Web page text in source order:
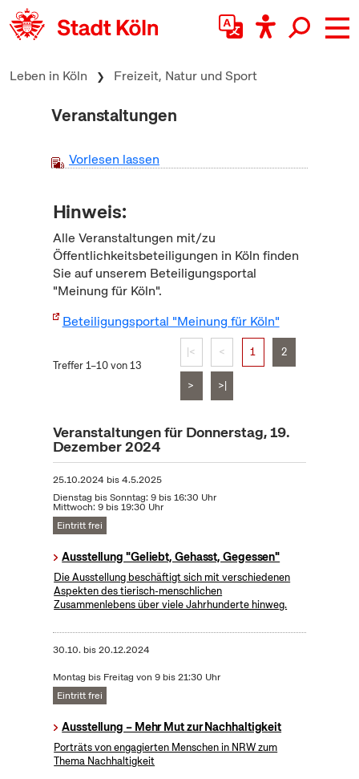
zum Inhalt springen
Leben in Köln Freizeit, Natur und Sport
Veranstaltungen
Vorlesen lassen
Hinweis:
Alle Veranstaltungen mit/zu
Öffentlichkeitsbeteiligungen in Köln finden
Sie auf unserem Beteiligungsportal
"Meinung für Köln".
Beteiligungsportal "Meinung für Köln"
Treffer 1–10 von 13
|< < 1 2
> >|
Veranstaltungen für Donnerstag, 19.
Dezember 2024
25.10.2024 bis4.5.2025
Dienstag bis Sonntag: 9 bis 16:30 Uhr
Mittwoch: 9 bis 19:30 Uhr
Eintritt frei
Ausstellung "Geliebt, Gehasst, Gegessen"
Die Ausstellung beschäftigt sich mit verschiedenen
Aspekten des tierisch-menschlichen
Zusammenlebens über viele Jahrhunderte hinweg.
30.10. bis20.12.2024
Montag bis Freitag von 9 bis 21:30 Uhr
Eintritt frei
Ausstellung – Mehr Mut zur Nachhaltigkeit
Porträts von engagierten Menschen in NRW zum
Thema Nachhaltigkeit